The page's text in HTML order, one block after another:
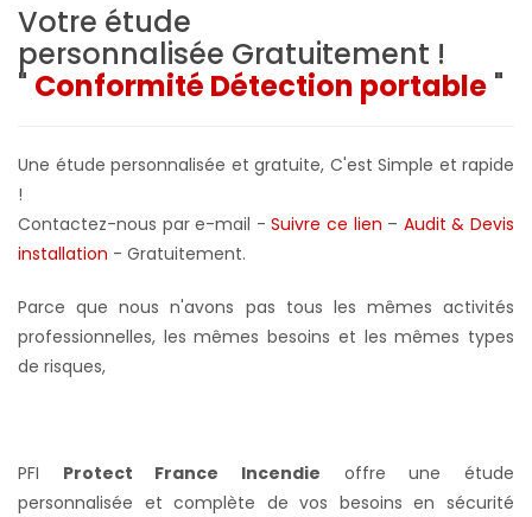
Votre étude
personnalisée Gratuitement !
" Conformité Détection portable "
Une étude personnalisée et gratuite, C'est Simple et rapide
!
Contactez-nous par e-mail -Suivre ce lien – Audit & Devis
installation - Gratuitement.
Parce que nous n'avons pas tous les mêmes activités
professionnelles, les mêmes besoins et les mêmes types
de risques,
PFI Protect France Incendie offre une étude
personnalisée et complète de vos besoins en sécurité